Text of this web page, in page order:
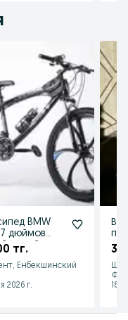
BMW
дюймов
синий
тг.
Енбекшинский
2026 г.
30
18